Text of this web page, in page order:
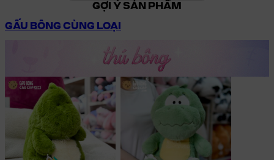
GỢI Ý SẢN PHẨM
GẤU BÔNG CÙNG LOẠI